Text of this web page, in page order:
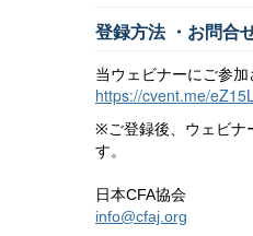
登録方法 ・お問合
当ウェビナーにご参
https://cvent.me/
※ご登録後、ウェビ
す。
日本CFA協会
info@cfaj.org